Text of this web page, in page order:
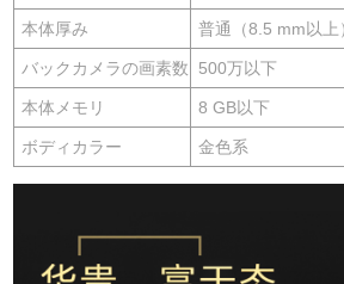
本体厚み 普通（8.5 mm以上
バックカメラの画素数 500万以下
本体メモリ 8 GB以下
ボディカラー 金色系